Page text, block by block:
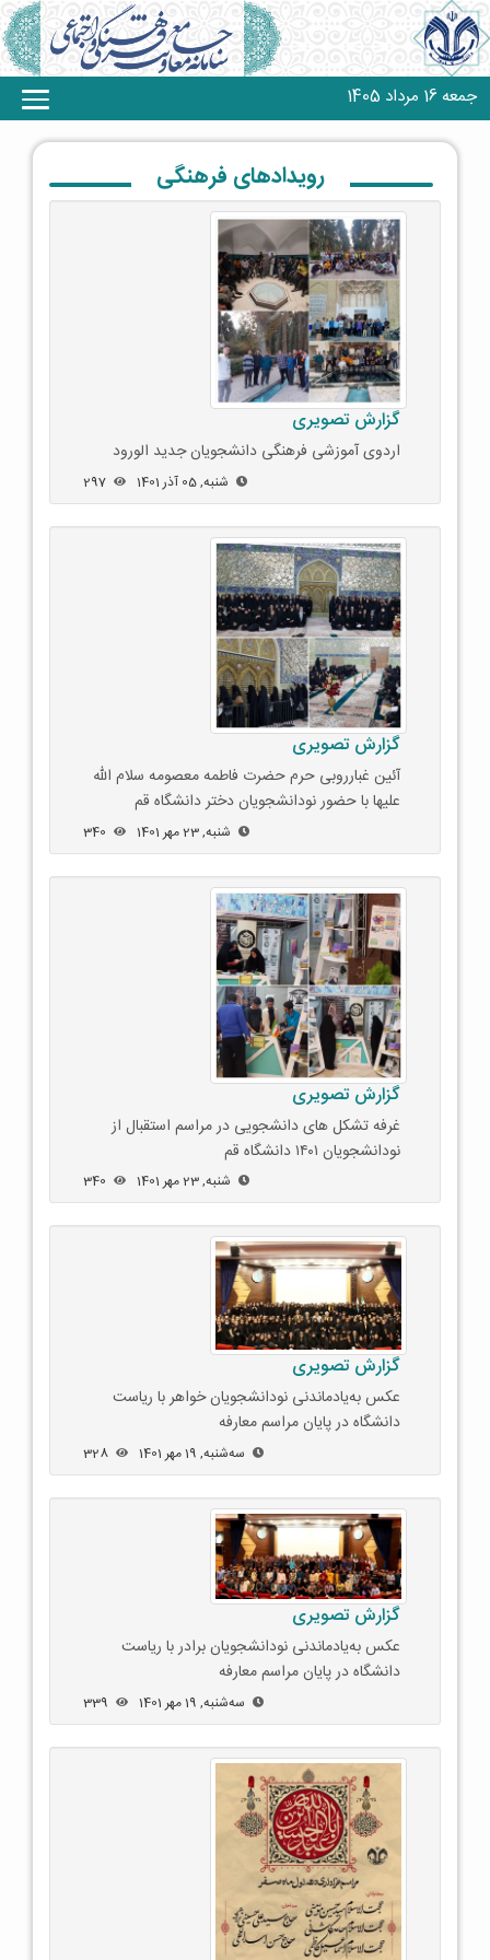
جمعه 16 مرداد 1405
رویدادهای فرهنگی
گزارش تصویری
اردوی آموزشی فرهنگی دانشجویان جدید الورود
شنبه, 05 آذر 1401 297
گزارش تصویری
آئین غبارروبی حرم حضرت فاطمه معصومه سلام الله
علیها با حضور نودانشجویان دختر دانشگاه قم
شنبه, 23 مهر 1401 340
گزارش تصویری
غرفه تشکل های دانشجویی در مراسم استقبال از
نودانشجویان ١۴٠١ دانشگاه قم
شنبه, 23 مهر 1401 340
گزارش تصویری
عکس به‌یادماندنی نودانشجویان خواهر با ریاست
دانشگاه در پایان مراسم معارفه
ﺳﻪشنبه, 19 مهر 1401 328
گزارش تصویری
عکس به‌یادماندنی نودانشجویان برادر با ریاست
دانشگاه در پایان مراسم معارفه
ﺳﻪشنبه, 19 مهر 1401 339